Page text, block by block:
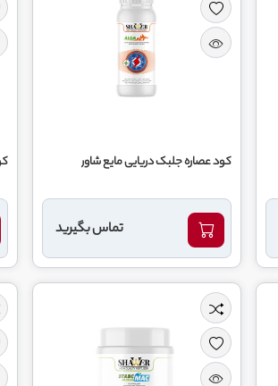
کود عصاره جلبک دریایی مایع شاور
تماس بگیرید